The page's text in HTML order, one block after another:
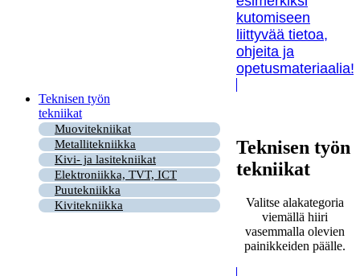
kutomiseen
liittyvää tietoa,
ohjeita ja
opetusmateriaalia!
Teknisen työn
tekniikat
Muovitekniikat
Metallitekniikka
Kivi- ja lasitekniikat
Elektroniikka, TVT, ICT
Puutekniikka
Kivitekniikka
Teknisen työn
tekniikat
Valitse alakategoria
viemällä hiiri
vasemmalla olevien
painikkeiden päälle.